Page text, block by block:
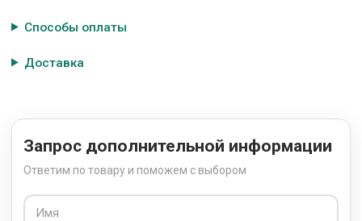
Способы оплаты
Доставка
Запрос дополнительной информации
Ответим по товару и поможем с выбором
Имя